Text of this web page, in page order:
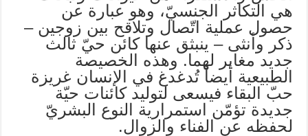
هي التكاثر الجنسيّ، وهو عبارة عن
حصول عملية اتّصال وتلاقح بين زوجين –
ذكر وأنثى – ينبثق عنها كائن حيّ ثالث
جديد مغاير لهما. وهذه الخصيصة
الطبيعية أيضاً تُدغدغ في الإنسان غريزة
حبّ البقاء فيسعى لتوليد كائنات حيّة
جديدة تؤمّن استمرارية النوع البشريّ
لحفظه عن الفناء والزوال.